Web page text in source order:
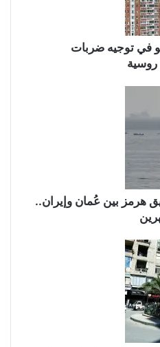
في توجيه ضربات
روسية
هرمز بين عُمان وإيران..